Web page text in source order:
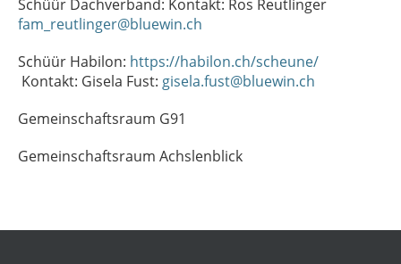
Schüür Dachverband: Kontakt: Ros Reutlinger
fam_reutlinger@bluewin.ch
Schüür Habilon: https://habilon.ch/scheune/
Kontakt: Gisela Fust: gisela.fust@bluewin.ch
Gemeinschaftsraum G91
Gemeinschaftsraum Achslenblick